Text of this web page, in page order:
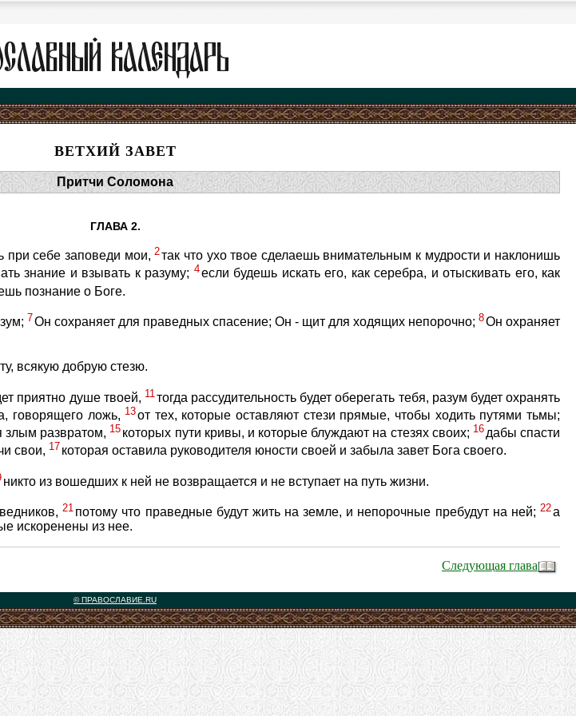
ВЕТХИЙ ЗАВЕТ
Притчи Соломона
ГЛАВА 2.
при себе заповеди мои,2так что ухо твое сделаешь внимательным к мудрости и наклонишь
знание и взывать к разуму; 4если будешь искать его, как серебра, и отыскивать его, как
познание о Боге.
7Он сохраняет для праведных спасение; Он - щит для ходящих непорочно; 8Он охраняет
всякую добрую стезю.
приятно душе твоей, 11 тогда рассудительность будет оберегать тебя, разум будет охранять
говорящего ложь, 13от тех, которые оставляют стези прямые, чтобы ходить путями тьмы;
злым развратом, 15 которых пути кривы, и которые блуждают на стезях своих; 16дабы спасти
свои, 17 которая оставила руководителя юности своей и забыла завет Бога своего.
никто из вошедших к ней не возвращается и не вступает на путь жизни.
21 потому что праведные будут жить на земле, и непорочные пребудут на ней;22а
искоренены из нее.
Следующая глава
© ПРАВОСЛАВИЕ.RU